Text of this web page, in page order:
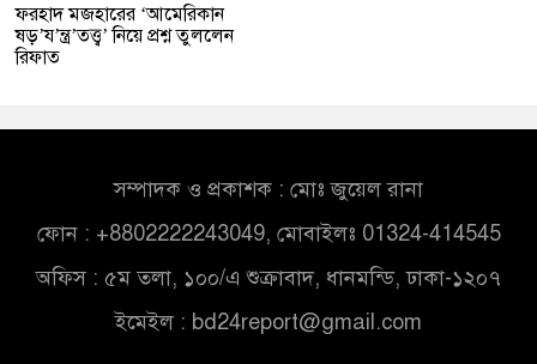
ফরহাদ মজহারের ‘আমেরিকান
ষড়’য’ন্ত্র’তত্ত্ব’ নিয়ে প্রশ্ন তুললেন
রিফাত
সম্পাদক ও প্রকাশক : মোঃ জুয়েল রানা
ফোন : +8802222243049, মোবাইলঃ 01324-414545
অফিস : ৫ম তলা, ১০০/এ শুক্রাবাদ, ধানমন্ডি, ঢাকা-১২০৭
ইমেইল : bd24report@gmail.com